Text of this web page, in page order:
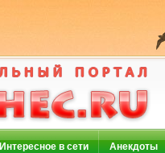
Интересное в сети Анекдоты